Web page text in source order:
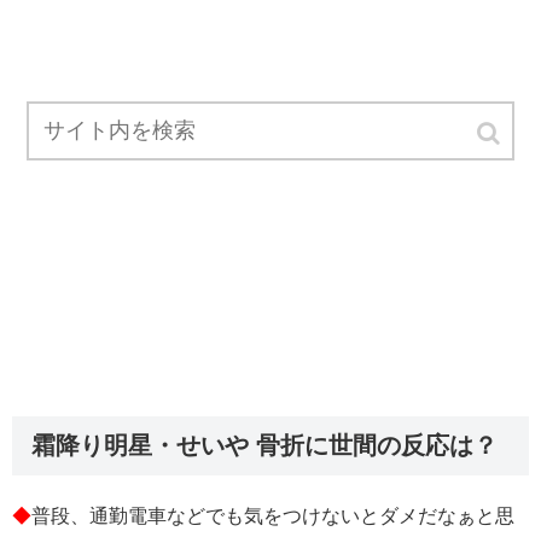
霜降り明星・せいや 骨折に世間の反応は？
◆普段、通勤電車などでも気をつけないとダメだなぁと思